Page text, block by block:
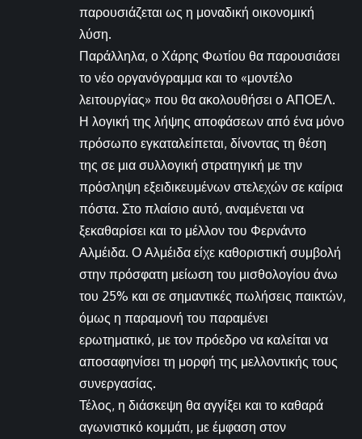
παρουσιάζεται ως η μοναδική οικονομική
λύση.
Παράλληλα, ο Χάρης Φωτίου θα παρουσιάσει
το νέο οργανόγραμμα και το «μοντέλο
λειτουργίας» που θα ακολουθήσει ο ΑΠΟΕΛ.
Η λογική της λήψης αποφάσεων από ένα μόνο
πρόσωπο εγκαταλείπεται, δίνοντας τη θέση
της σε μια συλλογική στρατηγική με την
πρόσληψη εξειδικευμένων στελεχών σε καίρια
πόστα. Στο πλαίσιο αυτό, αναμένεται να
ξεκαθαρίσει και το μέλλον του Φερνάντο
Αλμέιδα. Ο Αλμέιδα είχε καθοριστική συμβολή
στην πρόσφατη μείωση του μισθολογίου άνω
του 25% και σε σημαντικές πωλήσεις παικτών,
όμως η παραμονή του παραμένει
ερωτηματικό, με τον πρόεδρο να καλείται να
αποσαφηνίσει τη μορφή της μελλοντικής τους
συνεργασίας.
Τέλος, η διάσκεψη θα αγγίξει και το καθαρά
αγωνιστικό κομμάτι, με έμφαση στον